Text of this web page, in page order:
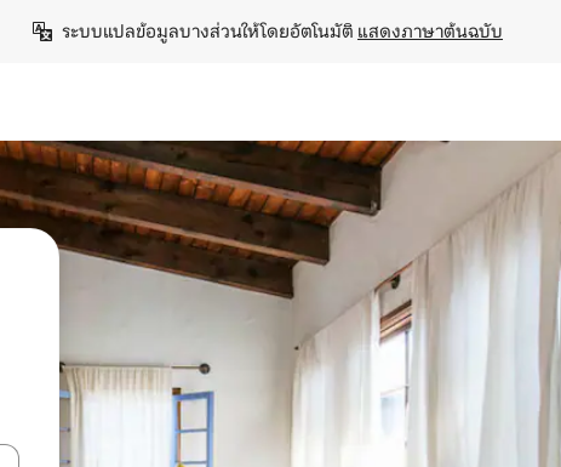
ระบบแปลข้อมูลบางส่วนให้โดยอัตโนมัติ แสดงภาษาต้นฉบับ